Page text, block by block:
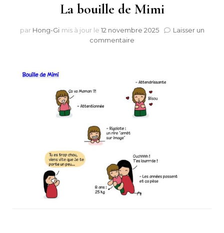
La bouille de Mimi
par Hong-Gi mis à jour le 12 novembre 2025
Laisser un
commentaire
Mimi